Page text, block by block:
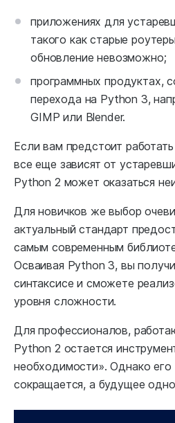
приложениях для
такого как старые
обновление невозможно;
программных продуктах,
перехода на Python 3,
GIMP или Blender.
Если вам предстоит
все еще зависят от
Python 2 может оказаться
Для новичков же выбор
актуальный стандарт
самым современным
Осваивая Python 3, вы
синтаксисе и сможете
уровня сложности.
Для профессионалов,
Python 2 остается
необходимости». Однако
сокращается, а будущее